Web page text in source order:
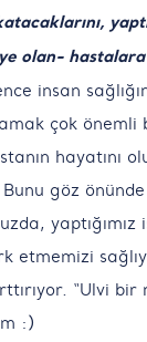
olan- hastalara
insan
çok önemli
hayatını
göz önünde
etmemizi
“Ulvi
:)